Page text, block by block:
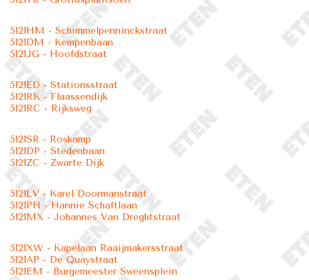
5121HM - Schimmelpenninckstraat
5121DM - Kempenbaan
5121JG - Hoofdstraat
5121ED - Stationsstraat
5121RK - Flaassendijk
5121RC - Rijksweg
5121SR - Roskamp
5121DP - Stedenbaan
5121ZC - Zwarte Dijk
5121LV - Karel Doormanstraat
5121PH - Hannie Schaftlaan
5121MX - Johannes Van Dreghtstraat
5121XW - Kapelaan Raaijmakersstraat
5121AP - De Quaystraat
5121EM - Burgemeester Sweensplein